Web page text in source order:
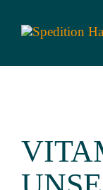
Inhalt